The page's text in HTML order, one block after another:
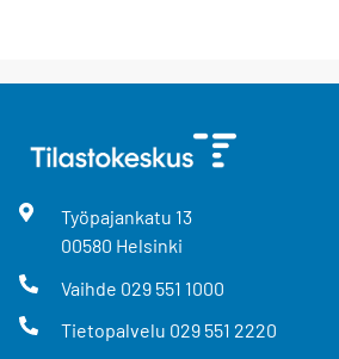
Työpajankatu 13
00580 Helsinki
Vaihde 029 551 1000
Tietopalvelu 029 551 2220